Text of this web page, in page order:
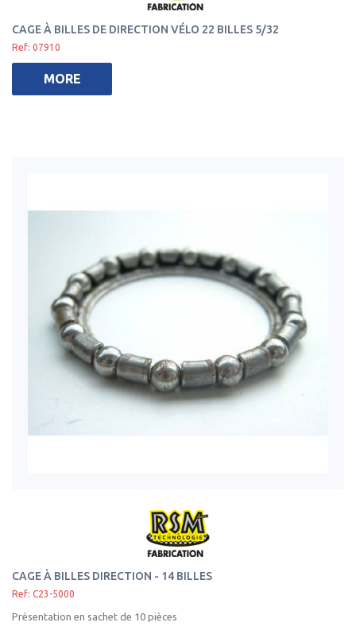
CAGE À BILLES DE DIRECTION VÉLO 22 BILLES 5/32
Ref: 07910
MORE
CAGE À BILLES DIRECTION - 14 BILLES
Ref: C23-5000
Présentation en sachet de 10 pièces